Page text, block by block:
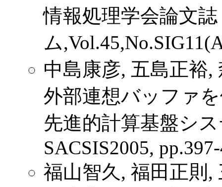
情報処理学会論文
ム
中島康彦, 五島正裕
外部連想バッファ
先進的計算基盤シ
SACSIS2005,
福山智久, 福田正則,